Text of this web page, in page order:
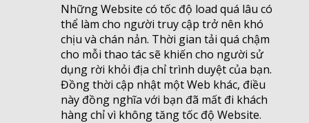
Những Website có tốc độ load quá lâu có
thể làm cho người truy cập trở nên khó
chịu và chán nản. Thời gian tải quá chậm
cho mỗi thao tác sẽ khiến cho người sử
dụng rời khỏi địa chỉ trình duyệt của bạn.
Đồng thời cập nhật một Web khác, điều
này đồng nghĩa với bạn đã mất đi khách
hàng chỉ vì không tăng tốc độ Website.